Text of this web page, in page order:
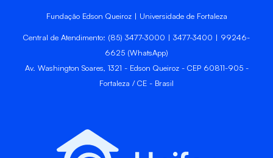
Fundação Edson Queiroz | Universidade de Fortaleza
Central de Atendimento: (85) 3477-3000 | 3477-3400 | 99246-
6625 (WhatsApp)
Av. Washington Soares, 1321 - Edson Queiroz - CEP 60811-905 -
Fortaleza / CE - Brasil